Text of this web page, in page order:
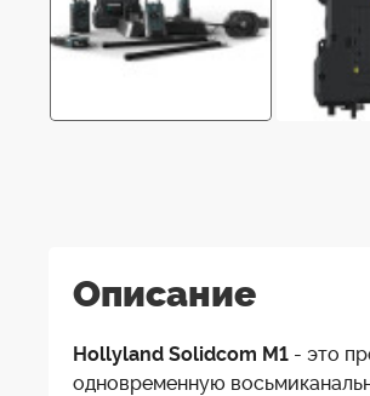
Описание
Hollyland Solidcom M1 - это
одновременную